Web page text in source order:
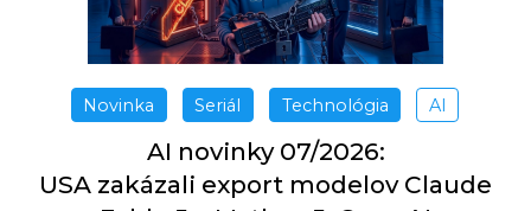
Novinka Seriál Technológia AI
AI novinky 07/2026:
USA zakázali export modelov Claude